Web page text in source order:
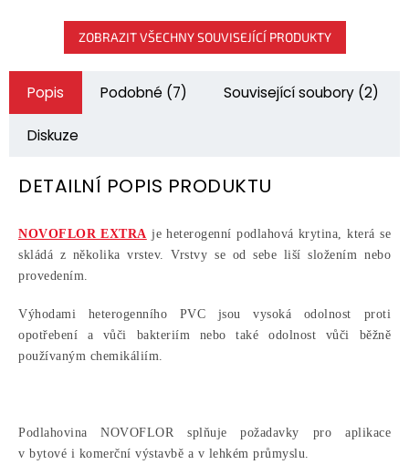
ZOBRAZIT VŠECHNY SOUVISEJÍCÍ PRODUKTY
Popis Podobné (7) Související soubory (2)
Diskuze
DETAILNÍ POPIS PRODUKTU
NOVOFLOR EXTRA je heterogenní podlahová krytina, která se
skládá z několika vrstev. Vrstvy se od sebe liší složením nebo
provedením.
Výhodami heterogenního PVC jsou vysoká odolnost proti
opotřebení a vůči bakteriím nebo také odolnost vůči běžně
používaným chemikáliím.
Podlahovina NOVOFLOR splňuje požadavky pro aplikace
v bytové i komerční výstavbě a v lehkém průmyslu.